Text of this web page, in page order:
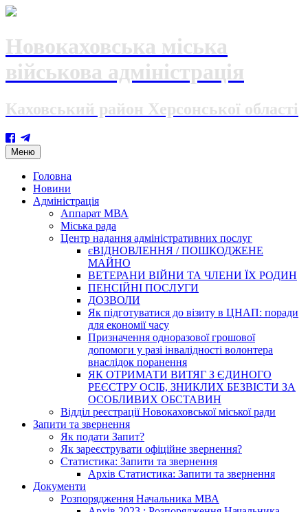
Новокаховська міська
військова адміністрація
Каховський район Херсонської області
Меню Skip
to
content
Головна
Новини
Адміністрація
Аппарат МВА
Міська рада
Центр надання адміністративних послуг
єВІДНОВЛЕННЯ / ПОШКОДЖЕНЕ
МАЙНО
ВЕТЕРАНИ ВІЙНИ ТА ЧЛЕНИ ЇХ РОДИН
ПЕНСІЙНІ ПОСЛУГИ
ДОЗВОЛИ
Як підготуватися до візиту в ЦНАП: поради
для економії часу
Призначення одноразової грошової
допомоги у разі інвалідності волонтера
внаслідок поранення
ЯК ОТРИМАТИ ВИТЯГ З ЄДИНОГО
РЕЄСТРУ ОСІБ, ЗНИКЛИХ БЕЗВІСТИ ЗА
ОСОБЛИВИХ ОБСТАВИН
Відділ реєстрації Новокаховської міської ради
Запити та звернення
Як подати Запит?
Як зареєструвати офіційне звернення?
Статистика: Запити та звернення
Архів Статистика: Запити та звернення
Документи
Розпорядження Начальника МВА